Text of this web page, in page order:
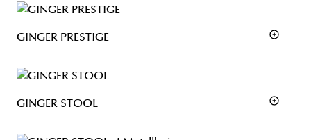
GINGER PRESTIGE
GINGER STOOL